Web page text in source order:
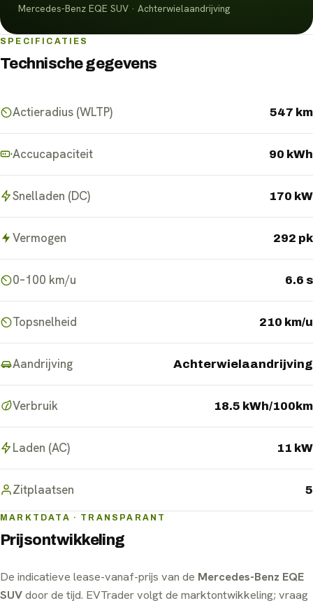
Mercedes-Benz EQE SUV · Achterwielaandrijving
SPECIFICATIES
Technische gegevens
Actieradius (WLTP) 547 km
Accucapaciteit 90 kWh
Snelladen (DC) 170 kW
Vermogen 292 pk
0–100 km/u 6.6 s
Topsnelheid 210 km/u
Aandrijving Achterwielaandrijving
Verbruik 18.5 kWh/100km
Laden (AC) 11 kW
Zitplaatsen 5
MARKTDATA · TRANSPARANT
Prijsontwikkeling
De indicatieve lease-vanaf-prijs van de Mercedes-Benz EQE
SUVdoor de tijd. EVTrader volgt de marktontwikkeling; vraag